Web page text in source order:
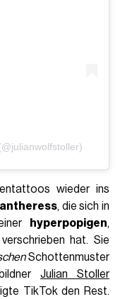
wieder ins
, die sich in
hyperpopigen,
hat. Sie
Schottenmuster
Julian Stoller
TikTok den Rest.